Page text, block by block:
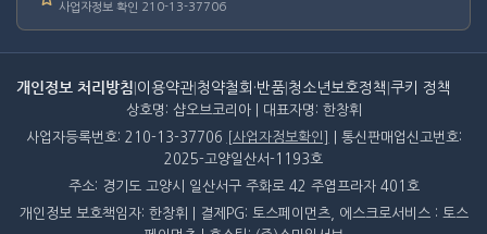
사업자정보 확인 210-13-37706
개인정보 처리방침 이용약관 청약철회·반품 청소년보호정책 쿠키 정책
상호명: 샵오브코리아 | 대표자명: 한창휘
사업자등록번호: 210-13-37706
[사업자정보확인]
| 통신판매업신고번호:
2025-고양일산서-1193호
주소: 경기도 고양시 일산서구 주화로 42 주엽프라자 401호
개인정보 보호책임자: 한창휘 | 결제PG: 토스페이먼츠, 에스크로서비스 : 토스